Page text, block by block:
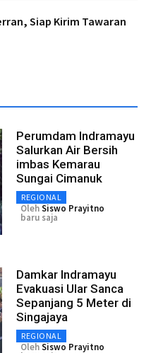
Siap Kirim Tawaran
Perumdam Indramayu
Salurkan Air Bersih
imbas Kemarau
Sungai Cimanuk
REGIONAL
OlehSiswo Prayitno
baru saja
Damkar Indramayu
Evakuasi Ular Sanca
Sepanjang 5 Meter di
Singajaya
REGIONAL
OlehSiswo Prayitno